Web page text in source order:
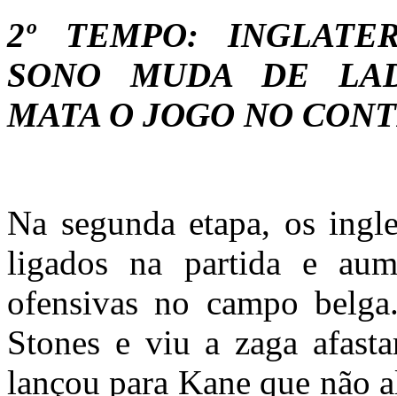
2º TEMPO:
SONO MUDA DE
MATA O JOGO NO
Na segunda etapa, os
ligados na partida e
ofensivas no campo
Stones e viu a zaga
lançou para Kane que não